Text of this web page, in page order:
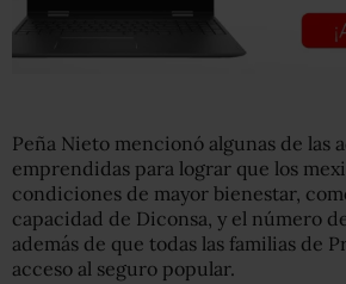
Peña Nieto mencionó algunas de las
emprendidas para lograr que los
condiciones de mayor bienestar,
capacidad de Diconsa, y el número
además de que todas las familias de
acceso al seguro popular.